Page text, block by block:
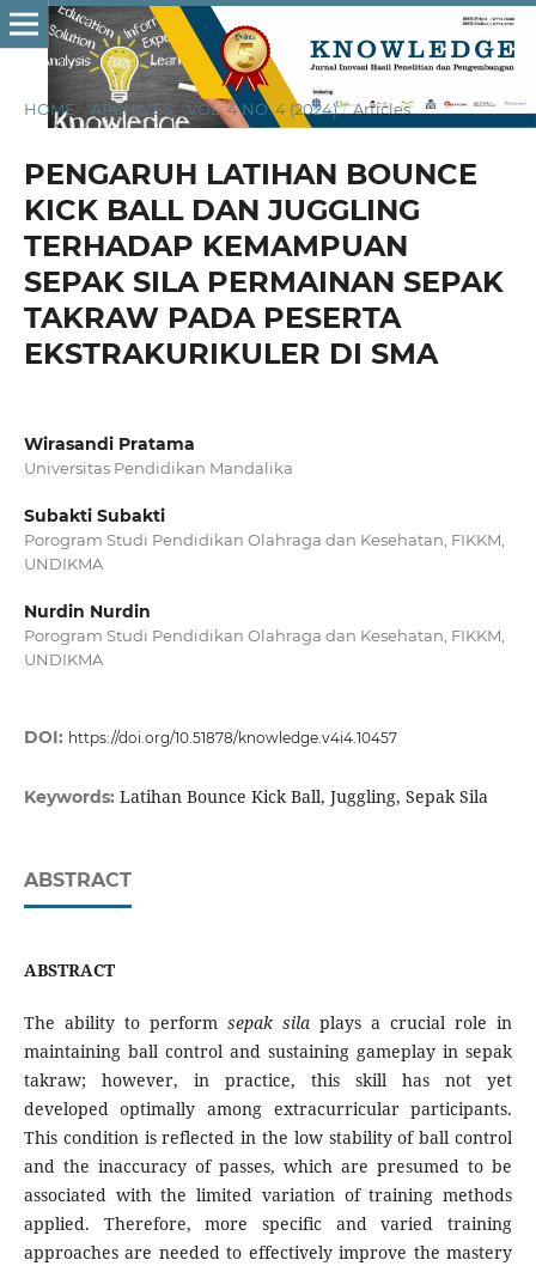
HOME ARCHIVES / VOL. 4 NO. 4 (2024) / Articles
PENGARUH LATIHAN BOUNCE
KICK BALL DAN JUGGLING
TERHADAP KEMAMPUAN
SEPAK SILA PERMAINAN SEPAK
TAKRAW PADA PESERTA
EKSTRAKURIKULER DI SMA
Wirasandi Pratama
Universitas Pendidikan Mandalika
Subakti Subakti
Porogram Studi Pendidikan Olahraga dan Kesehatan, FIKKM,
UNDIKMA
Nurdin Nurdin
Porogram Studi Pendidikan Olahraga dan Kesehatan, FIKKM,
UNDIKMA
DOI: https://doi.org/10.51878/knowledge.v4i4.10457
Keywords: Latihan Bounce Kick Ball, Juggling, Sepak Sila
ABSTRACT
ABSTRACT
The ability to perform sepak sila plays a crucial role in
maintaining ball control and sustaining gameplay in sepak
takraw; however, in practice, this skill has not yet
developed optimally among extracurricular participants.
This condition is reflected in the low stability of ball control
and the inaccuracy of passes, which are presumed to be
associated with the limited variation of training methods
applied. Therefore, more specific and varied training
approaches are needed to effectively improve the mastery